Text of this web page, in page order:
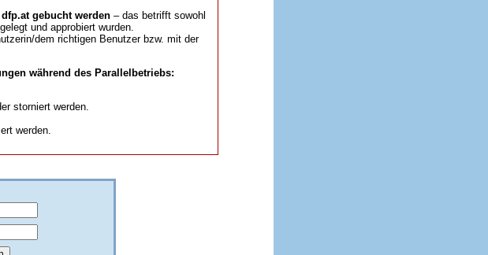
gebucht werden – das betrifft sowohl
und approbiert wurden.
dem richtigen Benutzer bzw. mit der
während des Parallelbetriebs:
storniert werden.
werden.